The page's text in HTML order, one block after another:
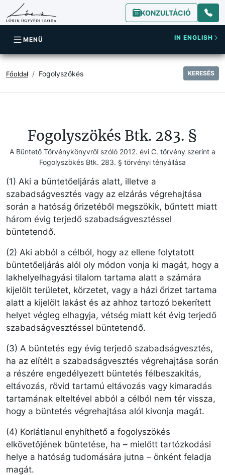
KONZULTÁCIÓ
MENÜ IN ENGLISH
Főoldal Fogolyszökés KERESÉS
Fogolyszökés Btk. 283. §
A Büntető Törvénykönyvről szóló 2012. évi C. törvény szerint a
Fogolyszökés Btk. 283. § törvényi tényállása
(1) Aki a büntetőeljárás alatt, illetve a
szabadságvesztés vagy az elzárás végrehajtása
során a hatóság őrizetéből megszökik, bűntett miatt
három évig terjedő szabadságvesztéssel
büntetendő.
(2) Aki abból a célból, hogy az ellene folytatott
büntetőeljárás alól oly módon vonja ki magát, hogy a
lakhelyelhagyási tilalom tartama alatt a számára
kijelölt területet, körzetet, vagy a házi őrizet tartama
alatt a kijelölt lakást és az ahhoz tartozó bekerített
helyet végleg elhagyja, vétség miatt két évig terjedő
szabadságvesztéssel büntetendő.
(3) A büntetés egy évig terjedő szabadságvesztés,
ha az elítélt a szabadságvesztés végrehajtása során
a részére engedélyezett büntetés félbeszakítás,
eltávozás, rövid tartamú eltávozás vagy kimaradás
tartamának elteltével abból a célból nem tér vissza,
hogy a büntetés végrehajtása alól kivonja magát.
(4) Korlátlanul enyhíthető a fogolyszökés
elkövetőjének büntetése, ha – mielőtt tartózkodási
helye a hatóság tudomására jutna – önként feladja
magát.